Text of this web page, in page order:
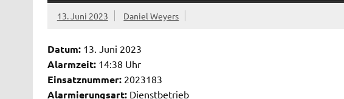
13. Juni 2023 Daniel Weyers
Datum:13. Juni 2023
Alarmzeit:14:38 Uhr
Einsatznummer:2023183
Alarmierungsart:Dienstbetrieb